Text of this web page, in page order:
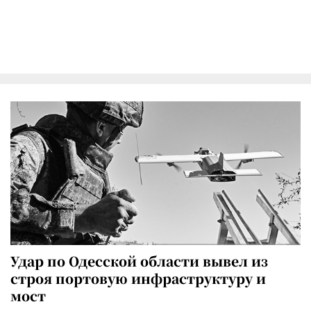
Удар по Одесской области вывел из
строя портовую инфраструктуру и
мост